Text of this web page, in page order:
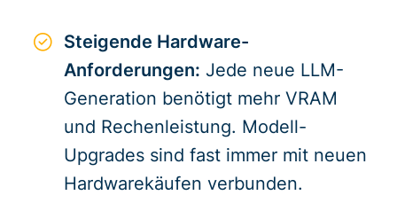
Steigende Hardware-
Anforderungen: Jede neue LLM-
Generation benötigt mehr VRAM
und Rechenleistung. Modell-
Upgrades sind fast immer mit neuen
Hardwarekäufen verbunden.